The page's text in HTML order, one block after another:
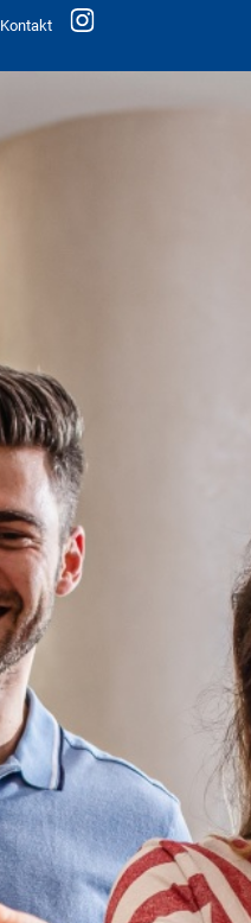
Kontakt